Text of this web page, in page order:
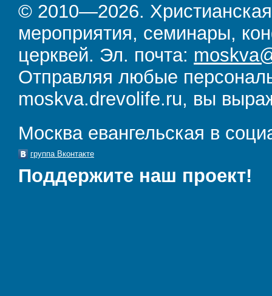
© 2010—2026.
мероприятия, семинары,
церквей. Эл. почта:
Отправляя любые
moskva.drevolife.ru, вы
Москва евангельская в
группа Вконтакте
Поддержите наш проект!